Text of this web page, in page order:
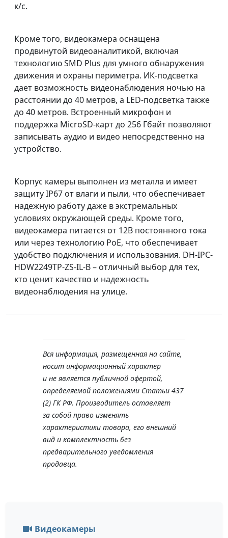
к/с.
Кроме того, видеокамера оснащена
продвинутой видеоаналитикой, включая
технологию SMD Plus для умного обнаружения
движения и охраны периметра. ИК-подсветка
дает возможность видеонаблюдения ночью на
расстоянии до 40 метров, а LED-подсветка также
до 40 метров. Встроенный микрофон и
поддержка MicroSD-карт до 256 Гбайт позволяют
записывать аудио и видео непосредственно на
устройство.
Корпус камеры выполнен из металла и имеет
защиту IP67 от влаги и пыли, что обеспечивает
надежную работу даже в экстремальных
условиях окружающей среды. Кроме того,
видеокамера питается от 12В постоянного тока
или через технологию PoE, что обеспечивает
удобство подключения и использования. DH-IPC-
HDW2249TP-ZS-IL-B – отличный выбор для тех,
кто ценит качество и надежность
видеонаблюдения на улице.
Вся информация, размещенная на сайте,
носит информационный характер
и не является публичной офертой,
определяемой положениями Статьи 437
(2) ГК РФ. Производитель оставляет
за собой право изменять
характеристики товара, его внешний
вид и комплектность без
предварительного уведомления
продавца.
Видеокамеры